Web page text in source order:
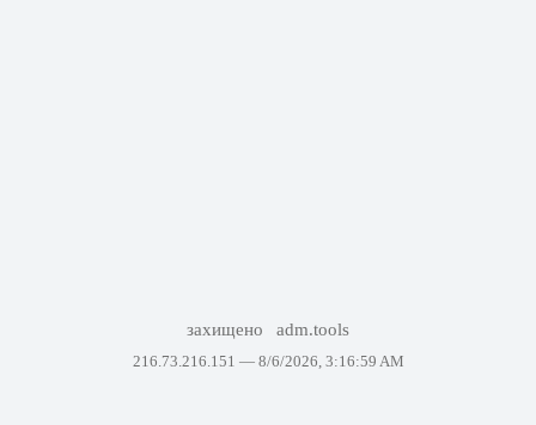
захищено adm.tools
216.73.216.151 — 8/6/2026, 3:16:59 AM